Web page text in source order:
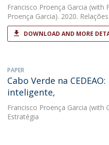
Francisco Proença Garcia (with
Proença Garcia). 2020.
DOWNLOAD AND MORE
PAPER
Cabo Verde na
inteligente,
Francisco Proença Garcia (with
Estratégia